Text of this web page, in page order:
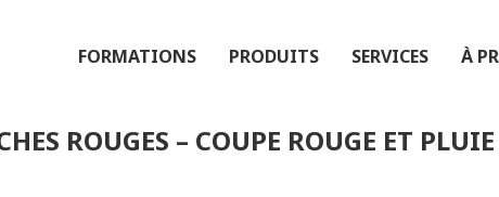
FORMATIONS PRODUITS SERVICES À
ROUGES – COUPE ROUGE ET PLUIE